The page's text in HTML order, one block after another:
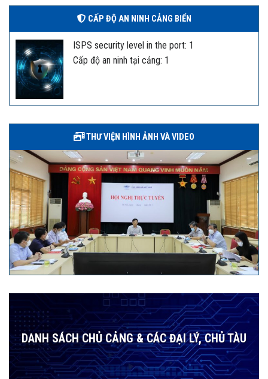
CẤP ĐỘ AN NINH CẢNG BIỂN
ISPS security level in the port: 1
Cấp độ an ninh tại cảng: 1
THƯ VIỆN HÌNH ẢNH VÀ VIDEO
DANH SÁCH CHỦ CẢNG & CÁC ĐẠI LÝ, CHỦ TÀU